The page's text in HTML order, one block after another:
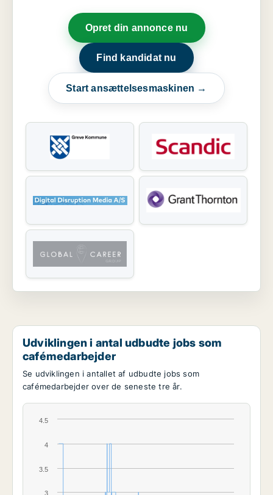
Opret din annonce nu
Find kandidat nu
Start ansættelsesmaskinen →
Udviklingen i antal udbudte jobs som
cafémedarbejder
Se udviklingen i antallet af udbudte jobs som
cafémedarbejder over de seneste tre år.
3
3.5
4
4.5